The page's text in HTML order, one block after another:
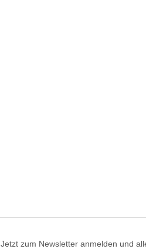
Jetzt zum Newsletter anmelden und